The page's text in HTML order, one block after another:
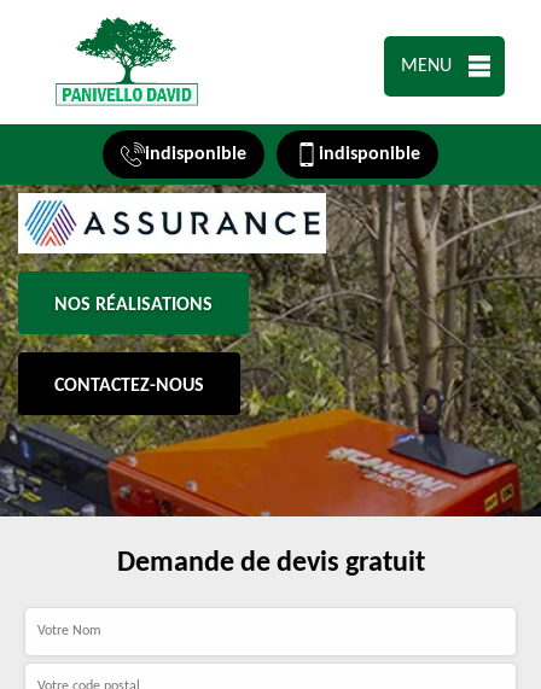
MENU
indisponible indisponible
NOS RÉALISATIONS
CONTACTEZ-NOUS
Demande de devis gratuit